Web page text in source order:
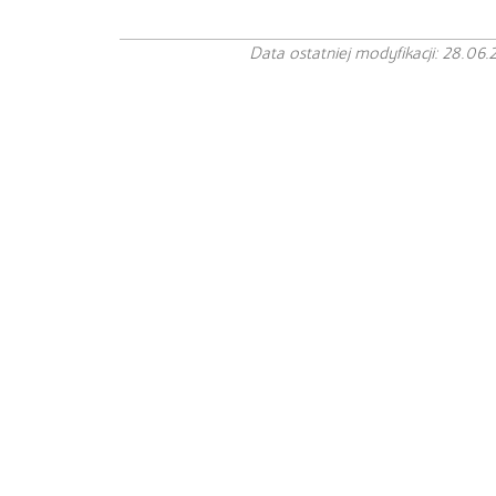
Data ostatniej modyfikacji: